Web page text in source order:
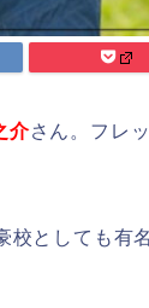
介さん。フレ
校としても有